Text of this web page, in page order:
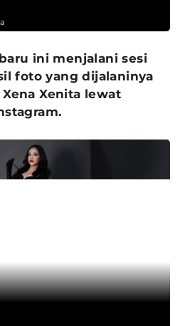
ini menjalani sesi
foto yang dijalaninya
Xenita lewat